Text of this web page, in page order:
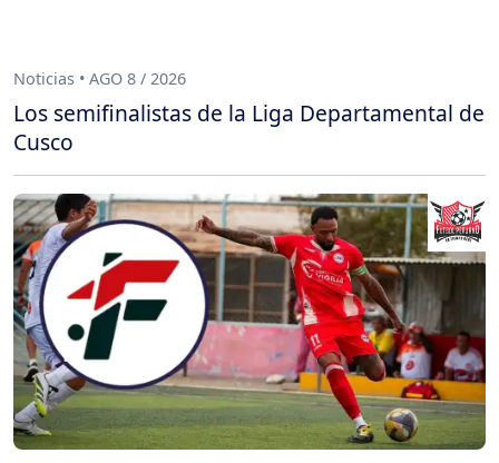
Noticias • AGO 8 / 2026
Los semifinalistas de la Liga Departamental de
Cusco